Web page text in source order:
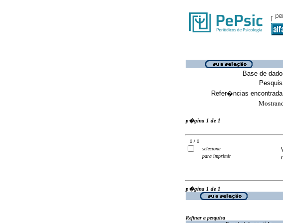
Base de
Refer�ncias
p�gina 1 de 1
1 / 1
seleciona
para imprimir
p�gina 1 de 1
Refinar a pesquisa